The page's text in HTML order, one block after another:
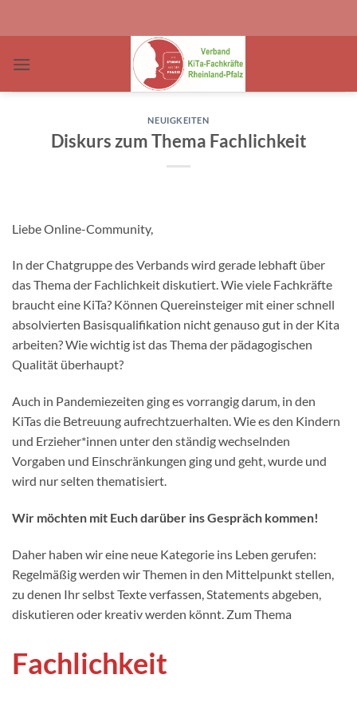
NEUIGKEITEN
Diskurs zum Thema Fachlichkeit
Liebe Online-Community,
In der Chatgruppe des Verbands wird gerade lebhaft über
das Thema der Fachlichkeit diskutiert. Wie viele Fachkräfte
braucht eine KiTa? Können Quereinsteiger mit einer schnell
absolvierten Basisqualifikation nicht genauso gut in der Kita
arbeiten? Wie wichtig ist das Thema der pädagogischen
Qualität überhaupt?
Auch in Pandemiezeiten ging es vorrangig darum, in den
KiTas die Betreuung aufrechtzuerhalten. Wie es den Kindern
und Erzieher*innen unter den ständig wechselnden
Vorgaben und Einschränkungen ging und geht, wurde und
wird nur selten thematisiert.
Wir möchten mit Euch darüber ins Gespräch kommen!
Daher haben wir eine neue Kategorie ins Leben gerufen:
Regelmäßig werden wir Themen in den Mittelpunkt stellen,
zu denen Ihr selbst Texte verfassen, Statements abgeben,
diskutieren oder kreativ werden könnt. Zum Thema
Fachlichkeit